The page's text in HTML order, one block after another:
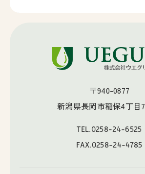
〒940-0877
新潟県長岡市稲保4丁目
TEL.0258-24-6525
FAX.0258-24-4785